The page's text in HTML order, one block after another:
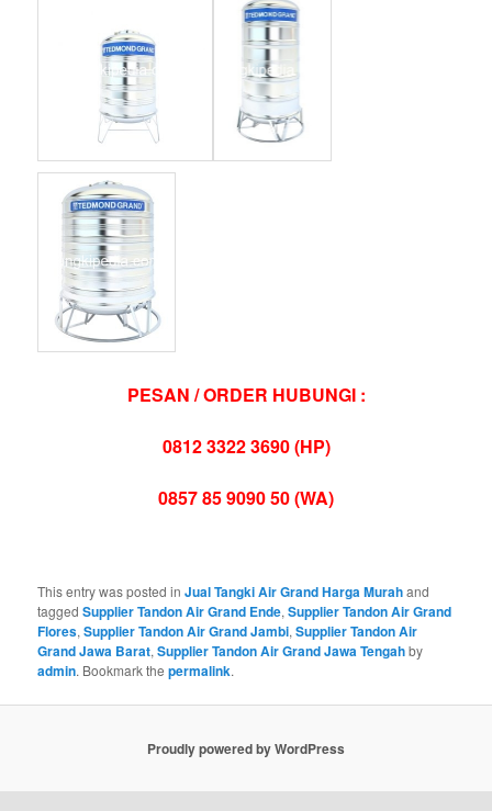
PESAN / ORDER HUBUNGI :
0812 3322 3690 (HP)
0857 85 9090 50 (WA)
This entry was posted inJual Tangki Air Grand Harga Murahand
taggedSupplier Tandon Air Grand Ende,Supplier Tandon Air Grand
Flores,Supplier Tandon Air Grand Jambi,Supplier Tandon Air
Grand Jawa Barat,Supplier Tandon Air Grand Jawa Tengahby
admin. Bookmark thepermalink.
Proudly powered by WordPress